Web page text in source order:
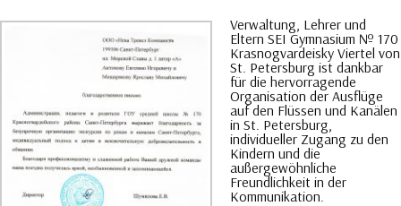
Verwaltung, Lehrer und
Eltern SEI Gymnasium № 170
Krasnogvardeisky Viertel von
St. Petersburg ist dankbar
für die hervorragende
Organisation der Ausflüge
auf den Flüssen und Kanälen
in St. Petersburg,
individueller Zugang zu den
Kindern und die
außergewöhnliche
Freundlichkeit in der
Kommunikation.